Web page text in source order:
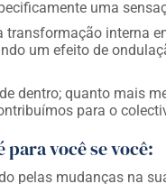
uma
transformação interna
um efeito de
dentro; quanto mais
para o
para você se você:
pelas mudanças na